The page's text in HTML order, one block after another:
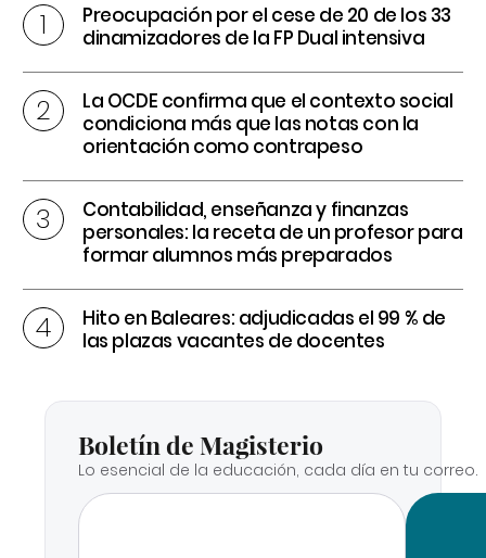
Preocupación por el cese de 20 de los 33
dinamizadores de la FP Dual intensiva
La OCDE confirma que el contexto social
condiciona más que las notas con la
orientación como contrapeso
Contabilidad, enseñanza y finanzas
personales: la receta de un profesor para
formar alumnos más preparados
Hito en Baleares: adjudicadas el 99 % de
las plazas vacantes de docentes
Boletín de Magisterio
Lo esencial de la educación, cada día en tu correo.